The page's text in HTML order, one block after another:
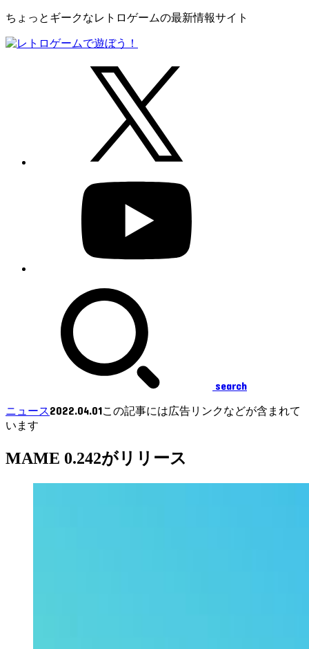
ちょっとギークなレトロゲームの最新情報サイト
search
ニュース2022.04.01この記事には広告リンクなどが含まれて
います
MAME 0.242がリリース